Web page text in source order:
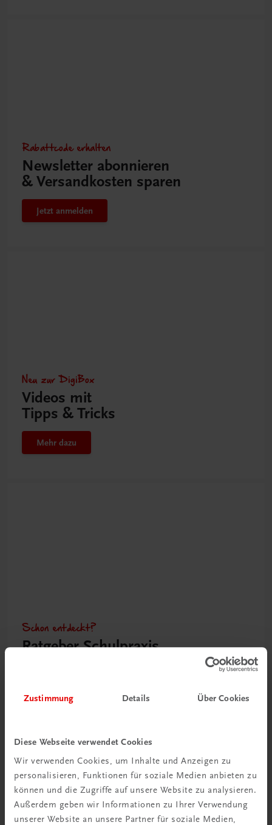
Zustimmung Details Über Cookies
Diese Webseite verwendet Cookies
Wir verwenden Cookies, um Inhalte und Anzeigen zu
personalisieren, Funktionen für soziale Medien anbieten zu
können und die Zugriffe auf unsere Website zu analysieren.
Außerdem geben wir Informationen zu Ihrer Verwendung
unserer Website an unsere Partner für soziale Medien,
Rabattcode erhalten
Newsletter abonnieren
& Versandkosten sparen
Jetzt anmelden
Neu zur DigiBox
Videos mit
Tipps & Tricks
Mehr dazu
Schon entdeckt?
Ratgeber Schulpraxis